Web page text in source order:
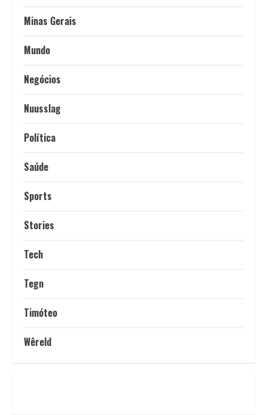
Minas Gerais
Mundo
Negócios
Nuusslag
Política
Saúde
Sports
Stories
Tech
Tegn
Timóteo
Wêreld